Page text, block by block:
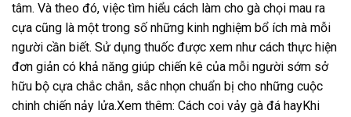
tâm. Và theo đó, việc tìm hiểu cách làm cho gà chọi mau ra
cựa cũng là một trong số những kinh nghiệm bổ ích mà mỗi
người cần biết. Sử dụng thuốc được xem như cách thực hiện
đơn giản có khả năng giúp chiến kê của mỗi người sớm sở
hữu bộ cựa chắc chắn, sắc nhọn chuẩn bị cho những cuộc
chinh chiến nảy lửa.Xem thêm: Cách coi vảy gà đá hayKhi